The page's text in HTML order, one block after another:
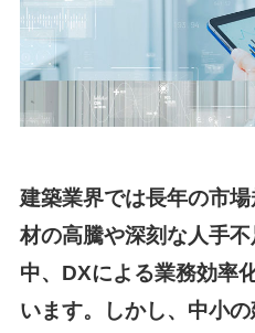
建築業界では長年の市
材の高騰や深刻な人手
中、DXによる業務効率
います。しかし、中小